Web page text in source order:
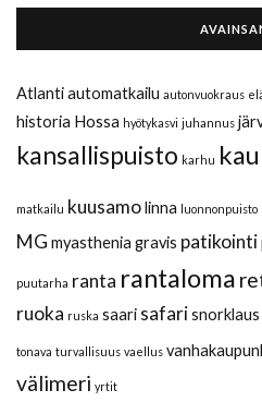
Atlantiautomatkailu autonvuokraus
historia Hossa hyötykasvi juhannus
kansallispuisto karhu
matkailu kuusamolinna luonnonpuisto
MG myasthenia gravis patikointi
puutarha ranta rantaloma
ruoka ruska saari safarisnorklaus
tonava turvallisuus vaellus
välimeri yrtit